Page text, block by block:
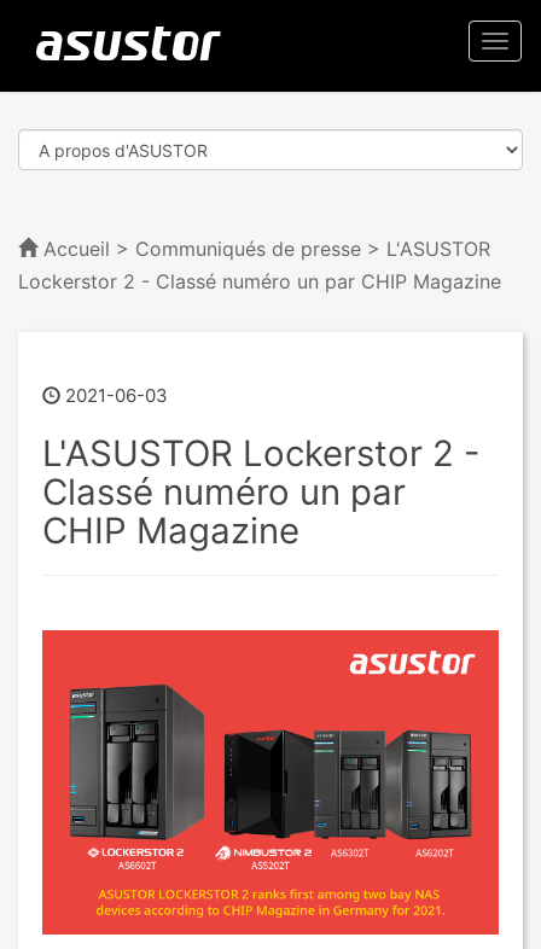
Accueil > Communiqués de presse > L'ASUSTOR
Lockerstor 2 - Classé numéro un par CHIP Magazine
2021-06-03
L'ASUSTOR Lockerstor 2 -
Classé numéro un par
CHIP Magazine